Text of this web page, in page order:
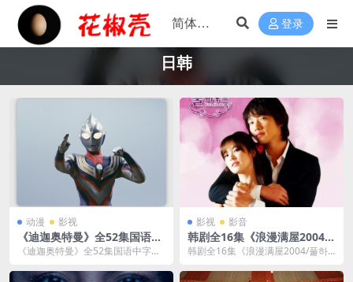
登录
日韩
动漫 影视
《迪迦奥特曼》全52集国语中
字合集[MKV/89GB]百度+夸克
《迪迦奥特曼》全52集国语中字合
雷网盘...
影视 影音
韩剧全16集《浪漫满屋2004/
풀하우스》视频合集网盘下载
韩剧全16集《浪漫满屋2004/풀하
音中文字幕，文...